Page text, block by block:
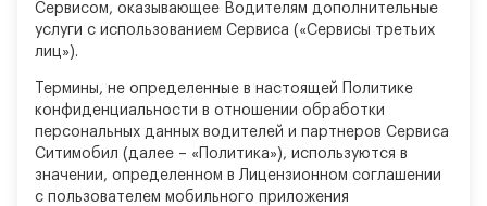
Сервисом, оказывающее Водителям дополнительные
услуги с использованием Сервиса («Сервисы третьих
лиц»).
Термины, не определенные в настоящей Политике
конфиденциальности в отношении обработки
персональных данных водителей и партнеров Сервиса
Ситимобил (далее – «Политика»), используются в
значении, определенном в Лицензионном соглашении
с пользователем мобильного приложения